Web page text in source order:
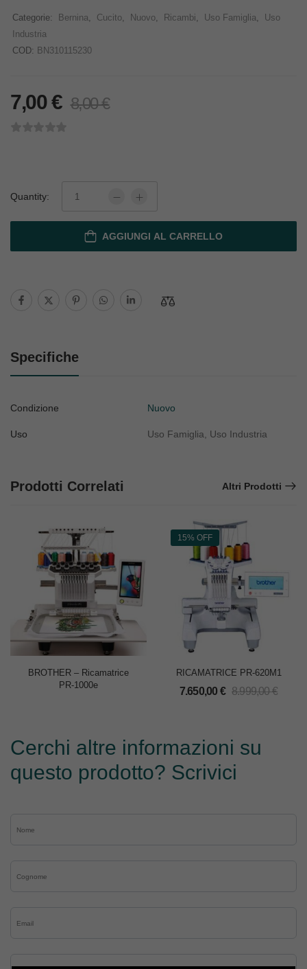
Categorie: Bernina, Cucito, Nuovo, Ricambi, Uso Famiglia,
Uso
Industria
COD: BN310115230
7,00€ 8,00€
Quantity:
AGGIUNGI AL CARRELLO
Specifiche
Condizione Nuovo
Uso Uso Famiglia, Uso Industria
Prodotti Correlati Altri Prodotti
BROTHER – Ricamatrice
PR-1000e
15% OFF
RICAMATRICE PR-620M1
7.650,00 € 8.999,00€
Cerchi altre informazioni su
questo prodotto? Scrivici